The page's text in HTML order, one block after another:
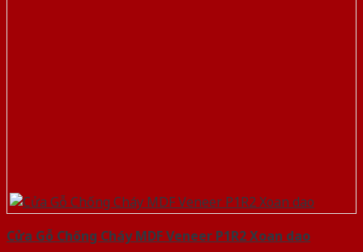
Cửa Gỗ Chống Cháy MDF Veneer P1R2 Xoan dao